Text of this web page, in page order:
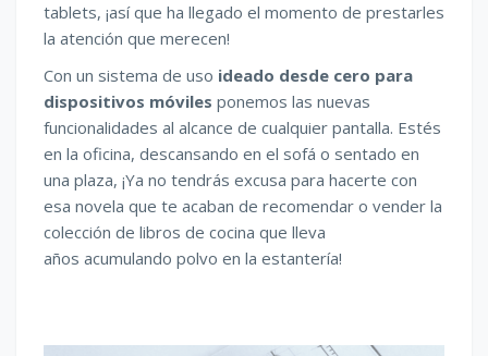
tablets, ¡así que ha llegado el momento de prestarles
la atención que merecen!
Con un sistema de uso ideado desde cero para
dispositivos móviles ponemos las nuevas
funcionalidades al alcance de cualquier pantalla. Estés
en la oficina, descansando en el sofá o sentado en
una plaza, ¡Ya no tendrás excusa para hacerte con
esa novela que te acaban de recomendar o vender la
colección de libros de cocina que lleva
años acumulando polvo en la estantería!